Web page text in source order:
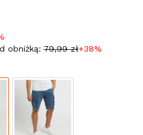
obniżką: 79,99 zł+38%